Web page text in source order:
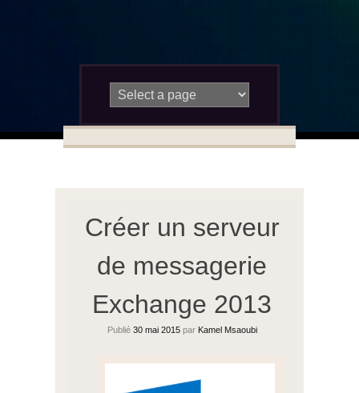
Skip to content
Créer un serveur
de messagerie
Exchange 2013
Publié 30 mai 2015 par Kamel Msaoubi